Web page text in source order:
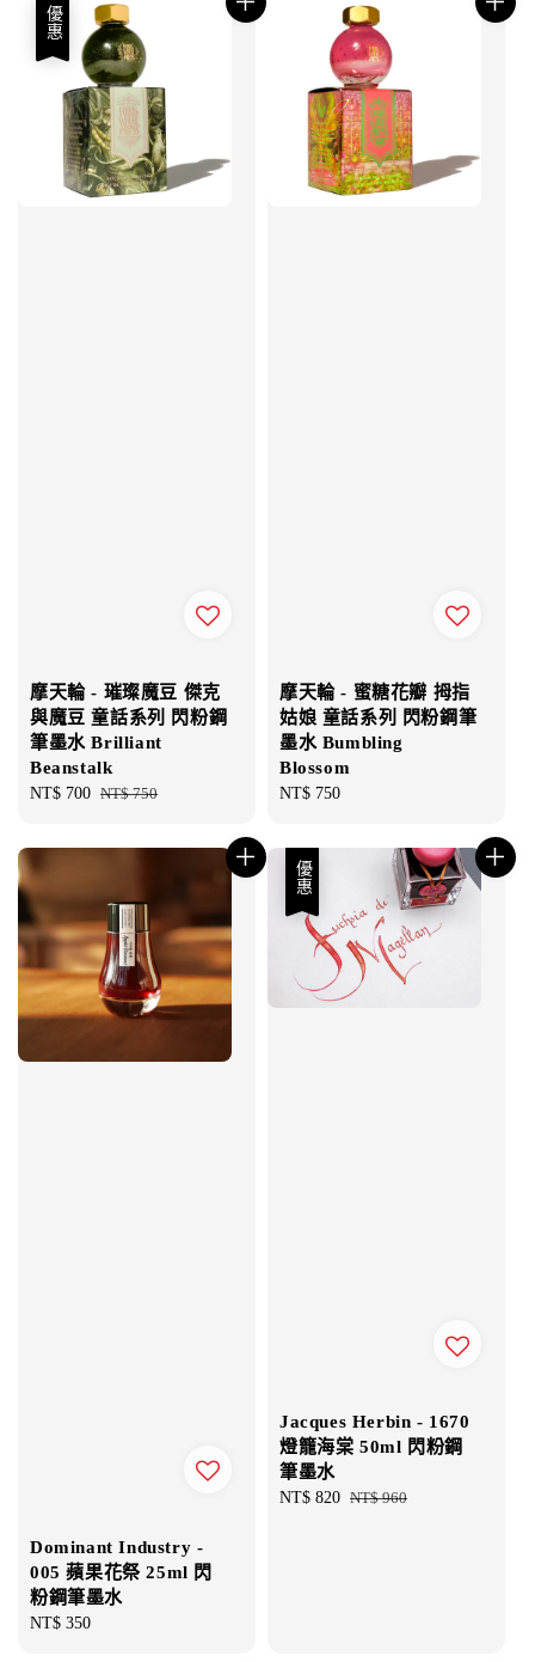
優惠
摩天輪 - 璀璨魔豆 傑克
與魔豆 童話系列 閃粉鋼
筆墨水 Brilliant
Beanstalk
Sale
NT$ 700 Regular
NT$ 750
摩天輪 - 蜜糖花瓣 拇指
姑娘 童話系列 閃粉鋼筆
墨水 Bumbling
Blossom
Regular
NT$ 750
Dominant Industry -
005 蘋果花祭 25ml 閃
粉鋼筆墨水
Regular
NT$ 350
優惠
Jacques Herbin - 1670
燈籠海棠 50ml 閃粉鋼
筆墨水
Sale
NT$ 820 Regular
NT$ 960